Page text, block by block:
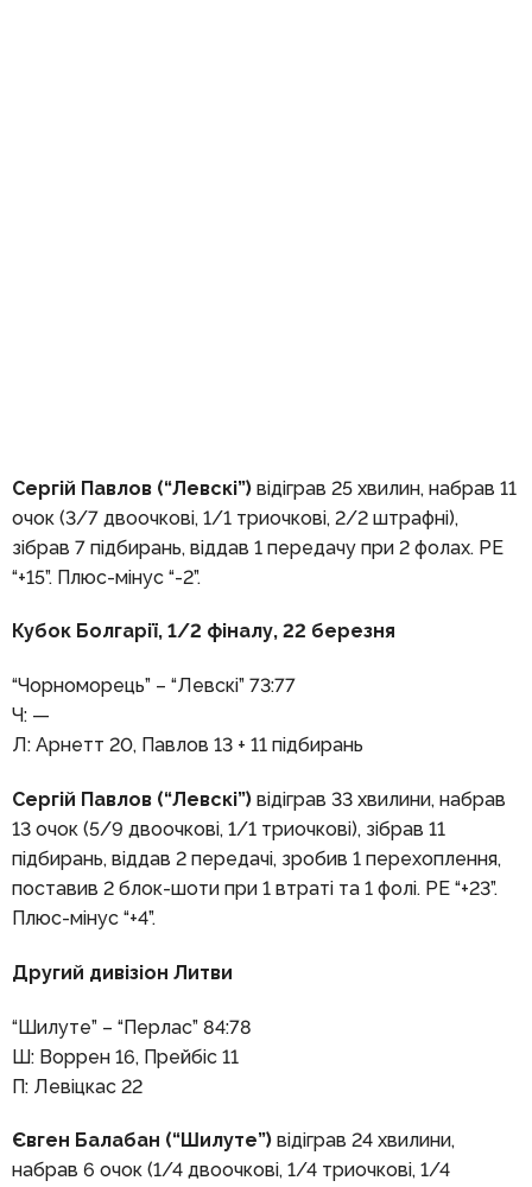
Сергій Павлов (“Левскі”)відіграв 25 хвилин, набрав 11
очок (3/7 двоочкові, 1/1 триочкові, 2/2 штрафні),
зібрав 7 підбирань, віддав 1 передачу при 2 фолах. РЕ
“+15”. Плюс-мінус “-2”.
Кубок Болгарії, 1/2 фіналу, 22 березня
“Чорноморець” – “Левскі” 73:77
Ч: —
Л: Арнетт 20, Павлов 13 + 11 підбирань
Сергій Павлов (“Левскі”)відіграв 33 хвилини, набрав
13 очок (5/9 двоочкові, 1/1 триочкові), зібрав 11
підбирань, віддав 2 передачі, зробив 1 перехоплення,
поставив 2 блок-шоти при 1 втраті та 1 фолі. РЕ “+23”.
Плюс-мінус “+4”.
Другий дивізіон Литви
“Шилуте” – “Перлас” 84:78
Ш: Воррен 16, Прейбіс 11
П: Левіцкас 22
Євген Балабан (“Шилуте”)відіграв 24 хвилини,
набрав 6 очок (1/4 двоочкові, 1/4 триочкові, 1/4